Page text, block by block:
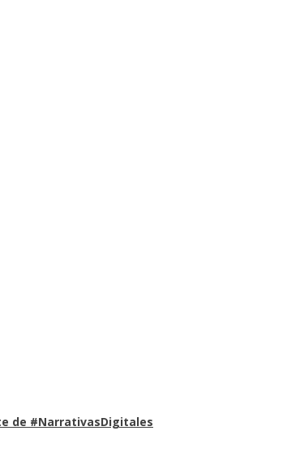
de #NarrativasDigitales